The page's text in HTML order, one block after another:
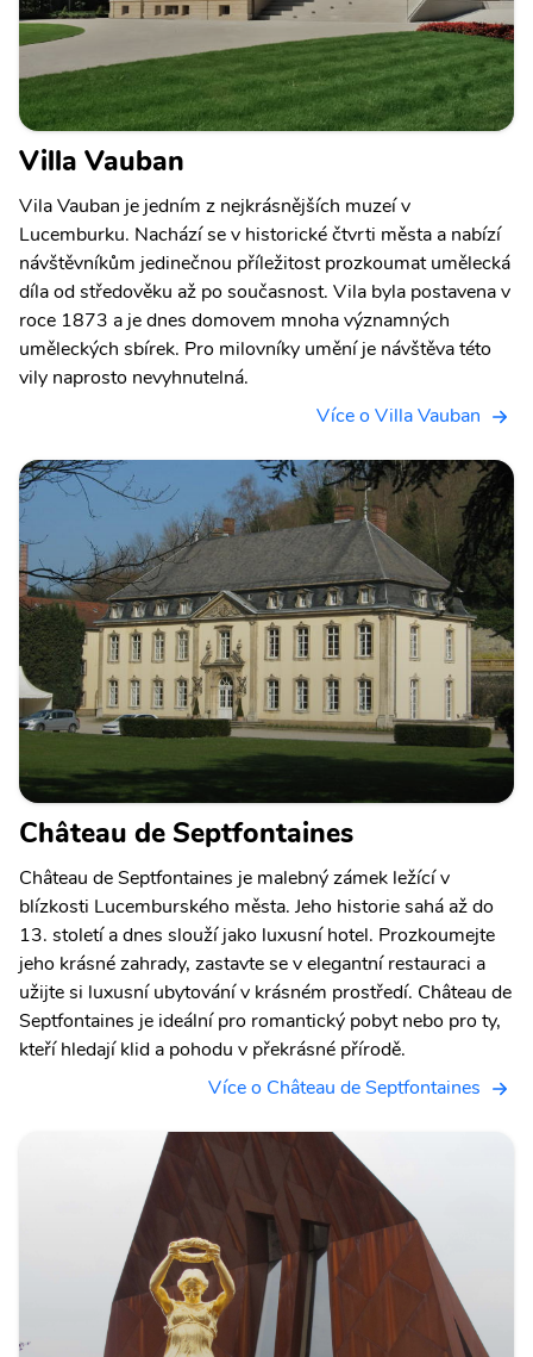
Villa Vauban
Vila Vauban je jedním z nejkrásnějších muzeí v
Lucemburku. Nachází se v historické čtvrti města a nabízí
návštěvníkům jedinečnou příležitost prozkoumat umělecká
díla od středověku až po současnost. Vila byla postavena v
roce 1873 a je dnes domovem mnoha významných
uměleckých sbírek. Pro milovníky umění je návštěva této
vily naprosto nevyhnutelná.
Více o Villa Vauban
Château de Septfontaines
Château de Septfontaines je malebný zámek ležící v
blízkosti Lucemburského města. Jeho historie sahá až do
13. století a dnes slouží jako luxusní hotel. Prozkoumejte
jeho krásné zahrady, zastavte se v elegantní restauraci a
užijte si luxusní ubytování v krásném prostředí. Château de
Septfontaines je ideální pro romantický pobyt nebo pro ty,
kteří hledají klid a pohodu v překrásné přírodě.
Více o Château de Septfontaines